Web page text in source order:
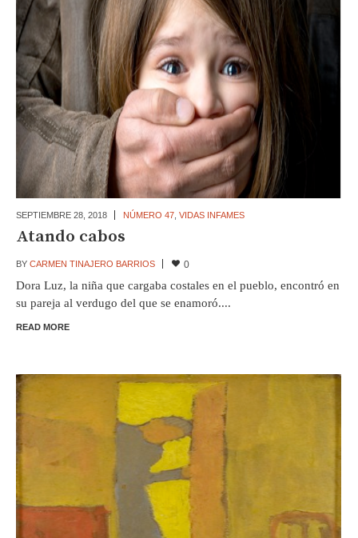
SEPTIEMBRE 28, 2018 NÚMERO 47, VIDAS INFAMES
Atando cabos
BY CARMEN TINAJERO BARRIOS 0
Dora Luz, la niña que cargaba costales en el pueblo, encontró en
su pareja al verdugo del que se enamoró....
READ MORE